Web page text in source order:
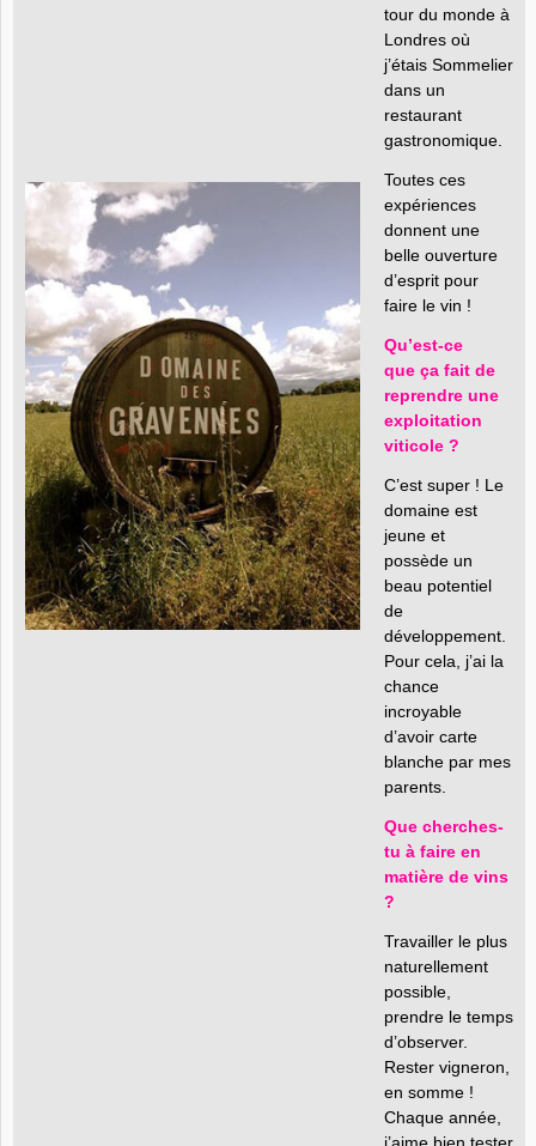
tour du monde à
Londres où
j’étais Sommelier
dans un
restaurant
gastronomique.
Toutes ces
expériences
donnent une
belle ouverture
d’esprit pour
faire le vin !
Qu’est-ce
que ça fait de
reprendre une
exploitation
viticole ?
C’est super ! Le
domaine est
jeune et
possède un
beau potentiel
de
développement.
Pour cela, j’ai la
chance
incroyable
d’avoir carte
blanche par mes
parents.
Que cherches-
tu à faire en
matière de vins
?
Travailler le plus
naturellement
possible,
prendre le temps
d’observer.
Rester vigneron,
en somme !
Chaque année,